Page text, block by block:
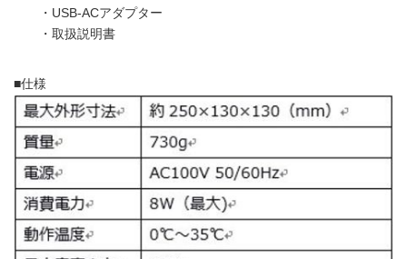
・USB-ACアダプター
・取扱説明書
■仕様